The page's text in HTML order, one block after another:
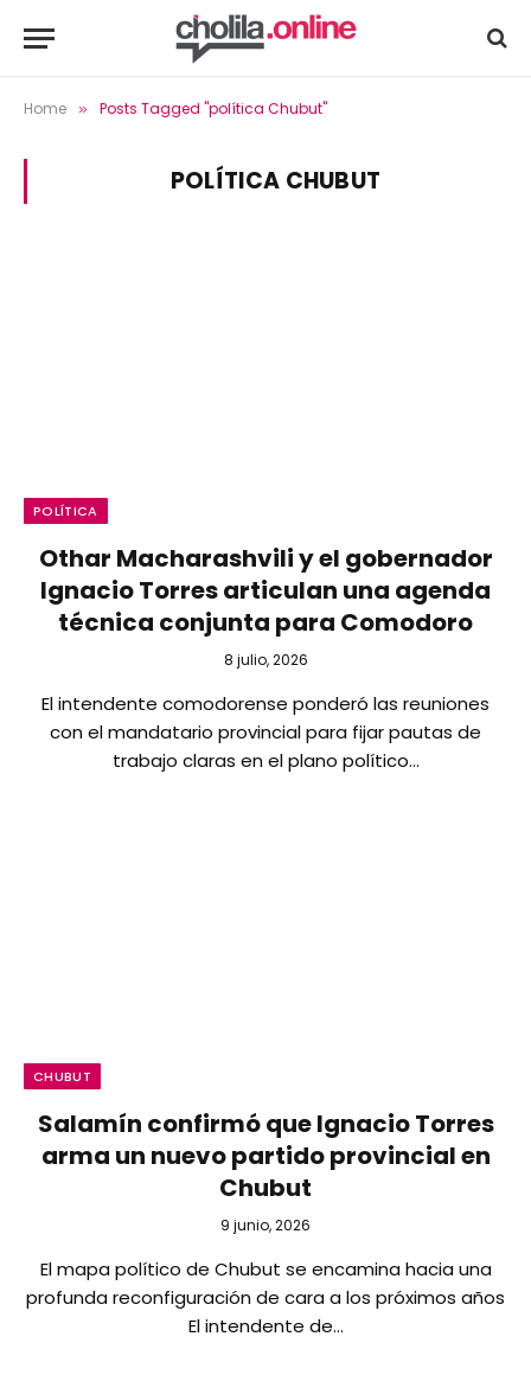
Home » Posts Tagged "política Chubut"
POLÍTICA CHUBUT
POLÍTICA
Othar Macharashvili y el gobernador
Ignacio Torres articulan una agenda
técnica conjunta para Comodoro
8 julio, 2026
El intendente comodorense ponderó las reuniones
con el mandatario provincial para fijar pautas de
trabajo claras en el plano político…
CHUBUT
Salamín confirmó que Ignacio Torres
arma un nuevo partido provincial en
Chubut
9 junio, 2026
El mapa político de Chubut se encamina hacia una
profunda reconfiguración de cara a los próximos años
El intendente de…